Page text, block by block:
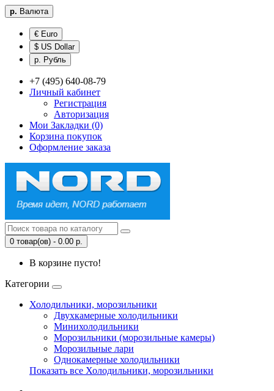
р. Валюта
€ Euro
$ US Dollar
р. Рубль
+7 (495) 640-08-79
Личный кабинет
Регистрация
Авторизация
Мои Закладки (0)
Корзина покупок
Оформление заказа
0 товар(ов) - 0.00 р.
В корзине пусто!
Категории
Холодильники, морозильники
Двухкамерные холодильники
Минихолодильники
Морозильники (морозильные камеры)
Морозильные лари
Однокамерные холодильники
Показать все Холодильники, морозильники